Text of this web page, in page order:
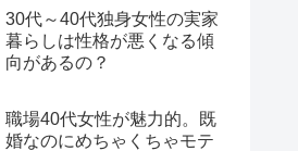
30代～40代独身女性の実家
暮らしは性格が悪くなる傾
向があるの？
職場40代女性が魅力的。既
婚なのにめちゃくちゃモテ